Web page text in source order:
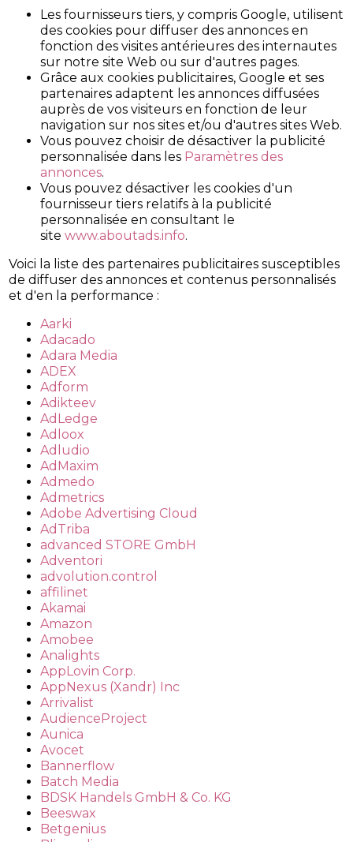
Les fournisseurs tiers, y compris Google, utilisent
des cookies pour diffuser des annonces en
fonction des visites antérieures des internautes
sur notre site Web ou sur d'autres pages.
Grâce aux cookies publicitaires, Google et ses
partenaires adaptent les annonces diffusées
auprès de vos visiteurs en fonction de leur
navigation sur nos sites et/ou d'autres sites Web.
Vous pouvez choisir de désactiver la publicité
personnalisée dans les Paramètres des
annonces.
Vous pouvez désactiver les cookies d'un
fournisseur tiers relatifs à la publicité
personnalisée en consultant le
site www.aboutads.info.
Voici la liste des partenaires publicitaires susceptibles
de diffuser des annonces et contenus personnalisés
et d'en la performance :
Aarki
Adacado
Adara Media
ADEX
Adform
Adikteev
AdLedge
Adloox
Adludio
AdMaxim
Admedo
Admetrics
Adobe Advertising Cloud
AdTriba
advanced STORE GmbH
Adventori
advolution.control
affilinet
Akamai
Amazon
Amobee
Analights
AppLovin Corp.
AppNexus (Xandr) Inc
Arrivalist
AudienceProject
Aunica
Avocet
Bannerflow
Batch Media
BDSK Handels GmbH & Co. KG
Beeswax
Betgenius